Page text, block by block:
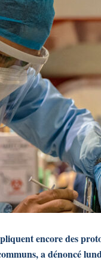
encore des
a dénoncé